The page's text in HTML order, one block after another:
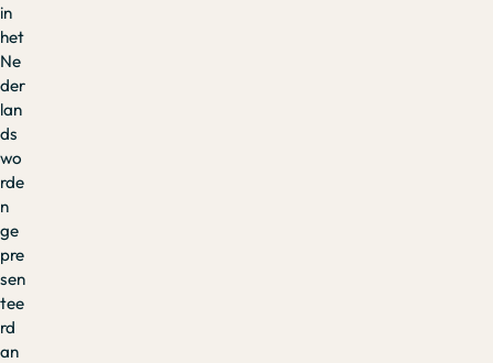
in
het
Ne
der
lan
ds
wo
rde
n
ge
pre
sen
tee
rd
an